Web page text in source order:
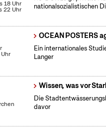
18 Uhr
22 Uhr
nationalsozialistischen
OCEAN POSTERS
Ein internationales
Langer
Wissen, was vor
Die
davor